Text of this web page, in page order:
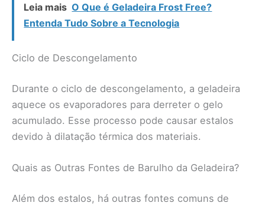
Leia mais O Que é Geladeira Frost Free?
Entenda Tudo Sobre a Tecnologia
Ciclo de Descongelamento
Durante o ciclo de descongelamento, a geladeira
aquece os evaporadores para derreter o gelo
acumulado. Esse processo pode causar estalos
devido à dilatação térmica dos materiais.
Quais as Outras Fontes de Barulho da Geladeira?
Além dos estalos, há outras fontes comuns de